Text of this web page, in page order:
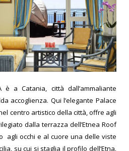
è a Catania, città dall’ammaliante
accoglienza. Qui l’elegante Palace
centro artistico della città, offre agli
dalla terrazza dell’Etnea Roof
agli occhi e al cuore una delle viste
su cui si staglia il profilo dell’Etna.